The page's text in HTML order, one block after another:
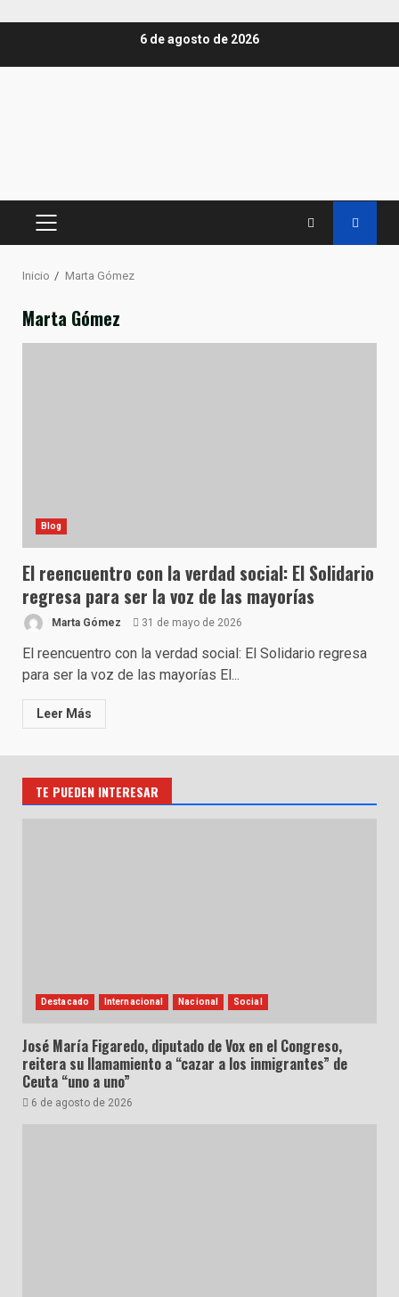
6 de agosto de 2026
MENÚ
Inicio Marta Gómez
Marta Gómez
Blog
El reencuentro con la verdad social: El Solidario
regresa para ser la voz de las mayorías
Marta Gómez 31 de mayo de 2026
El reencuentro con la verdad social: El Solidario regresa
para ser la voz de las mayorías El...
Leer Más
TE PUEDEN INTERESAR
Destacado Internacional Nacional Social
José María Figaredo, diputado de Vox en el Congreso,
reitera su llamamiento a “cazar a los inmigrantes” de
Ceuta “uno a uno”
6 de agosto de 2026